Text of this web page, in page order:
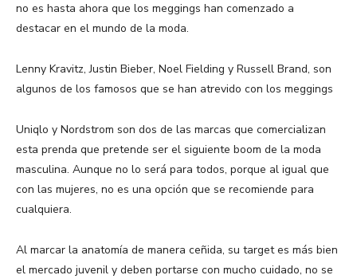
no es hasta ahora que los meggings han comenzado a
destacar en el mundo de la moda.
Lenny Kravitz, Justin Bieber, Noel Fielding y Russell Brand, son
algunos de los famosos que se han atrevido con los meggings
Uniqlo y Nordstrom son dos de las marcas que comercializan
esta prenda que pretende ser el siguiente boom de la moda
masculina. Aunque no lo será para todos, porque al igual que
con las mujeres, no es una opción que se recomiende para
cualquiera.
Al marcar la anatomía de manera ceñida, su target es más bien
el mercado juvenil y deben portarse con mucho cuidado, no se